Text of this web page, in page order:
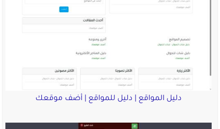
دليل المواقع | دليل للمواقع | أضف موقعك